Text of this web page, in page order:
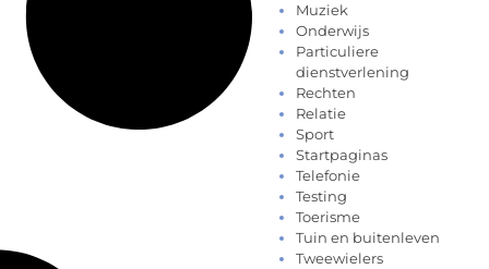
Muziek
Onderwijs
Particuliere
dienstverlening
Rechten
Relatie
Sport
Startpaginas
Telefonie
Testing
Toerisme
Tuin en buitenleven
Tweewielers